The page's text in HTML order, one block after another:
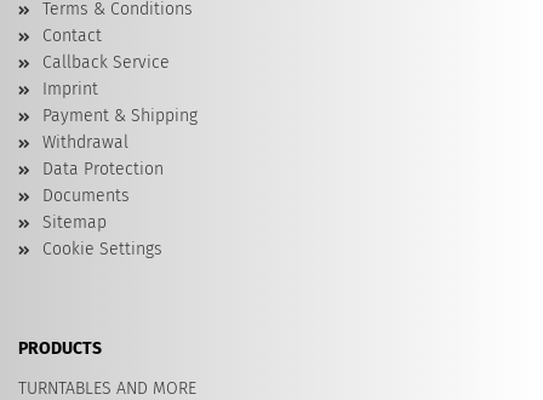
Terms & Conditions
Contact
Callback Service
Imprint
Payment & Shipping
Withdrawal
Data Protection
Documents
Sitemap
Cookie Settings
PRODUCTS
TURNTABLES AND MORE